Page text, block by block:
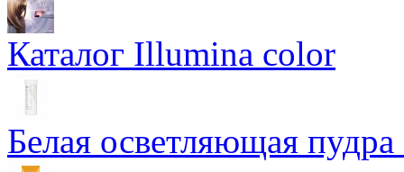
Каталог Illumina color
Белая осветляющая